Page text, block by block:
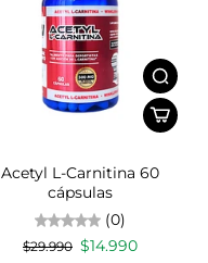
Acetyl L-Carnitina 60
cápsulas
(0)
$29.990 $14.990